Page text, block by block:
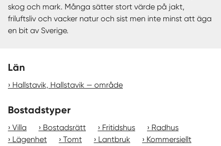
skog och mark. Många sätter stort värde på jakt,
friluftsliv och vacker natur och sist men inte minst att äga
en bit av Sverige.
Län
Hallstavik, Hallstavik — område
Bostadstyper
Villa Bostadsrätt Fritidshus
Radhus
Lägenhet
Tomt Lantbruk
Kommersiellt